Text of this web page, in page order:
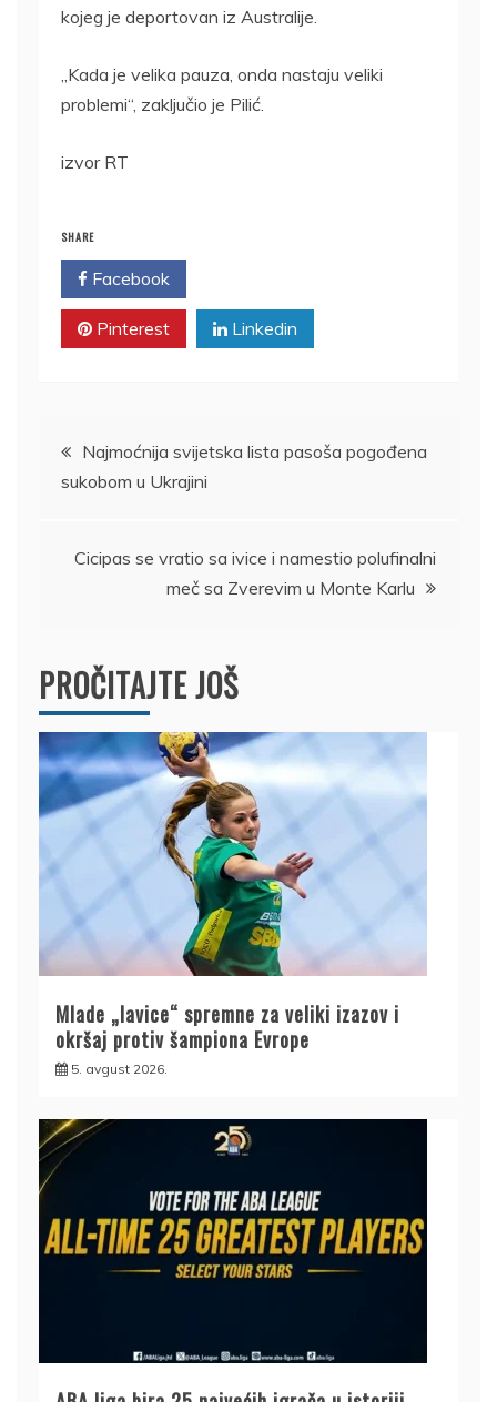
kojeg je deportovan iz Australije.
„Kada je velika pauza, onda nastaju veliki
problemi“, zaključio je Pilić.
izvor RT
SHARE
Facebook
Pinterest Linkedin
Kretanje
članka
Najmoćnija svijetska lista pasoša pogođena
sukobom u Ukrajini
Cicipas se vratio sa ivice i namestio polufinalni
meč sa Zverevim u Monte Karlu
PROČITAJTE JOŠ
Mlade „lavice“ spremne za veliki izazov i
okršaj protiv šampiona Evrope
5. avgust 2026.